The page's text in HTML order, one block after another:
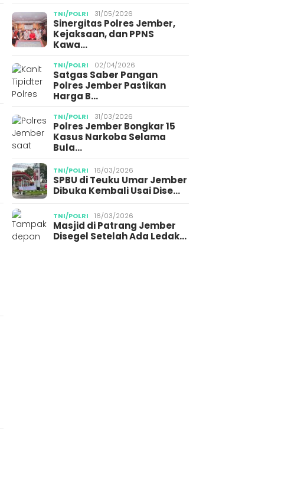
TNI/POLRI 31/05/2026
Sinergitas Polres Jember,
Kejaksaan, dan PPNS
Kawa…
TNI/POLRI 02/04/2026
Satgas Saber Pangan
Polres Jember Pastikan
Harga B…
TNI/POLRI 31/03/2026
Polres Jember Bongkar 15
Kasus Narkoba Selama
Bula…
TNI/POLRI 16/03/2026
SPBU di Teuku Umar Jember
Dibuka Kembali Usai Dise…
TNI/POLRI 16/03/2026
Masjid di Patrang Jember
Disegel Setelah Ada Ledak…